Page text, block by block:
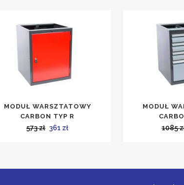
MODUŁ WARSZTATOWY
CARBON TYP R
573zł Pierwotna
361 złAktualna
MODUŁ
1085